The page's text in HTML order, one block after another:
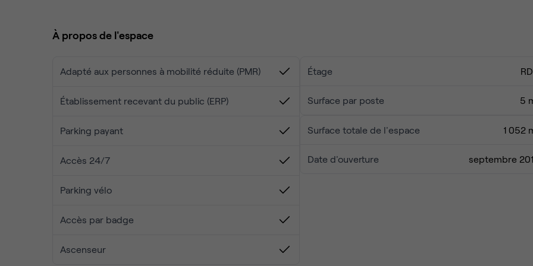
À propos de l'espace
Adapté aux personnes à mobilité réduite (PMR)
Établissement recevant du public (ERP)
Parking payant
Accès 24/7
Parking vélo
Accès par badge
Ascenseur
Étage
Surface par poste 5
Surface totale de l'espace 1 052
Date d'ouverture septembre